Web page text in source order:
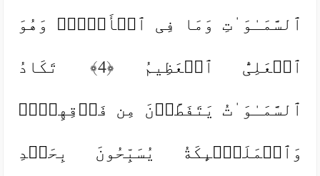
ٱلسَّمَـٰوَ ٰ⁠تِ وَمَا فِی ٱلۡأَرۡضِۖ وَهُوَ
ٱلۡعَلِیُّ ٱلۡعَظِیمُ ﴿4﴾ تَكَادُ
ٱلسَّمَـٰوَ ٰ⁠تُ یَتَفَطَّرۡنَ مِن فَوۡقِهِنَّۚ
وَٱلۡمَلَـٰۤىِٕكَةُ یُسَبِّحُونَ بِحَمۡدِ